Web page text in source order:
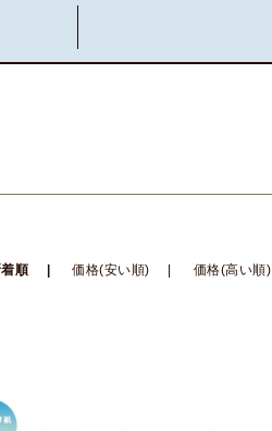
順 価格(安い順) 価格(高い順)